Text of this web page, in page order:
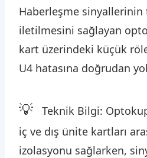
Haberleşme
iletilmesini sağlayan
kart üzerindeki küçük
U4 hatasına doğrudan
💡
Teknik Bilgi:
iç ve dış ünite kartları
izolasyonu sağlarken,